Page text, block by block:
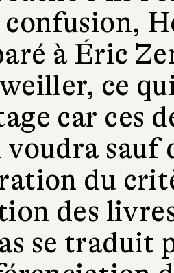
à Éric
ce qui
car ces
voudra
du
des
se traduit